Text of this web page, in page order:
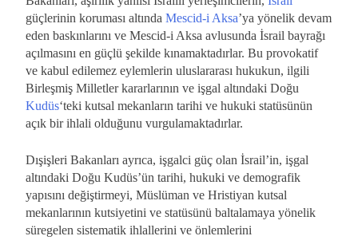
güçlerinin koruması altında Mescid-i Aksa’ya yönelik devam
eden baskınlarını ve Mescid-i Aksa avlusunda İsrail bayrağı
açılmasını en güçlü şekilde kınamaktadırlar. Bu provokatif
ve kabul edilemez eylemlerin uluslararası hukukun, ilgili
Birleşmiş Milletler kararlarının ve işgal altındaki Doğu
Kudüs‘teki kutsal mekanların tarihi ve hukuki statüsünün
açık bir ihlali olduğunu vurgulamaktadırlar.
Dışişleri Bakanları ayrıca, işgalci güç olan İsrail’in, işgal
altındaki Doğu Kudüs’ün tarihi, hukuki ve demografik
yapısını değiştirmeyi, Müslüman ve Hristiyan kutsal
mekanlarının kutsiyetini ve statüsünü baltalamaya yönelik
süregelen sistematik ihlallerini ve önlemlerini